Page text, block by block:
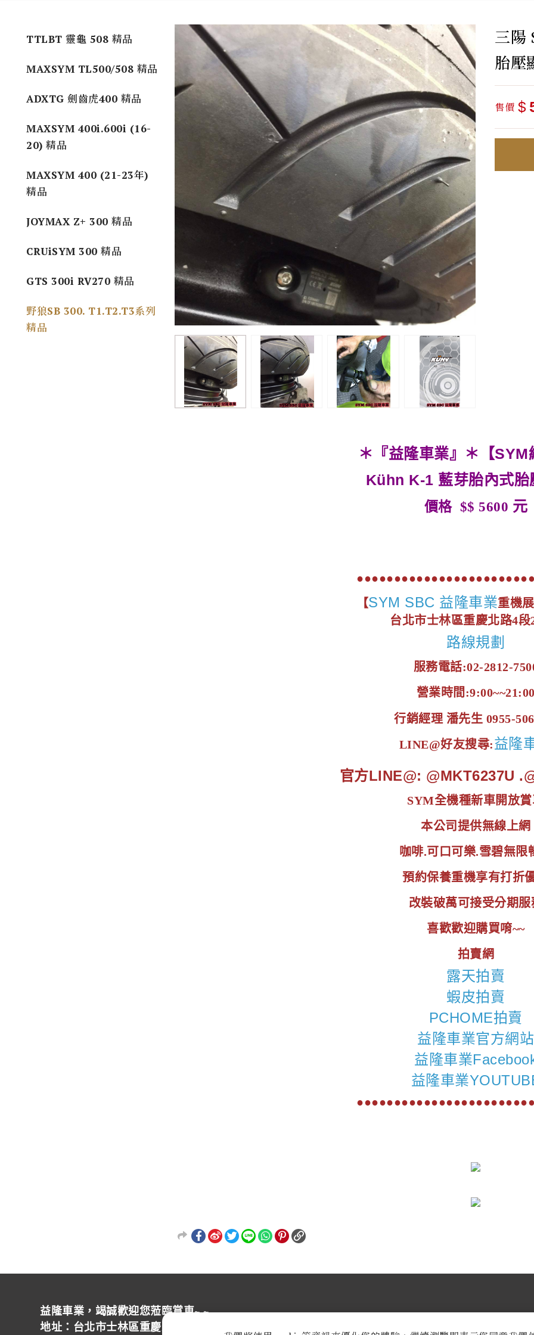
TTLBT 靈龜 508 精品
MAXSYM TL500/508 精品
ADXTG 劍齒虎400 精品
MAXSYM 400i.600i (16-
20) 精品
MAXSYM 400 (21-23年)
精品
JOYMAX Z+ 300 精品
CRUiSYM 300 精品
GTS 300i RV270 精品
野狼SB 300. T1.T2.T3系列
精品
三陽
胎壓
售價 $
＊『益隆車業』＊【SYM
Kühn K-1 藍芽胎內式胎
價格 $$ 5600 元
【SYM SBC 益隆車業重機
台北市士林區重慶北路4段
路線規劃
服務電話:02-2812-
營業時間:9:00~~21:00
行銷經理 潘先生 0955-
LINE@好友搜尋:益隆
官方LINE@: @MKT6237U
SYM全機種新車開放
本公司提供無線上網
咖啡.可口可樂.雪碧無限
預約保養重機享有打折
改裝破萬可接受分期服
喜歡歡迎購買唷~~
拍賣網
露天拍賣
蝦皮拍賣
PCHOME拍賣
益隆車業官方網站
益隆車業
益隆車業
益隆車業，竭誠歡迎您蒞臨賞車~ ~
地址：台北市士林區重慶北路四段244號 營業時間：